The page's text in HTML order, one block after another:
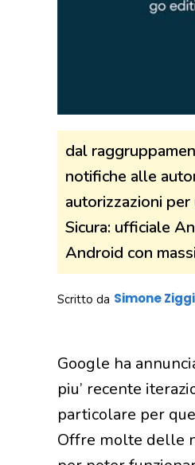
dal
notifiche alle
autorizzazioni
Sicura: ufficiale
Android con
Scritto da Simone
Google ha
piu’ recente
particolare per
Offre molte delle